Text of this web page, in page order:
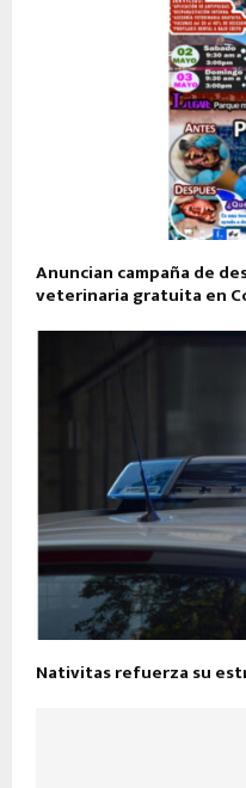
Anuncian campaña de
veterinaria gratuita en
Nativitas refuerza su